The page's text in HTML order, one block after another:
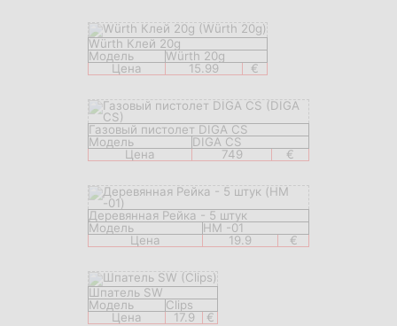
Würth Клей 20g
Модель
Würth 20g
Цена
15.99 €
Газовый пистолет DIGA CS
Модель
DIGA CS
Цена
749 €
Деревянная Рейка - 5 штук
Модель
HM -01
Цена
19.9 €
Шпатель SW
Модель
Clips
Цена
17.9 €